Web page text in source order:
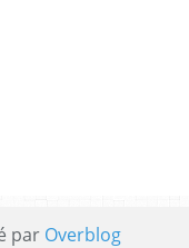
par Overblog